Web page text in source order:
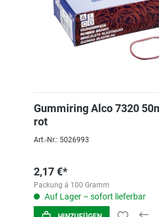
Gummiring Alco 7320
rot
Art.-Nr.: 5026993
2,17 €*
Packung á 100 Gramm
Auf Lager – sofort lieferbar